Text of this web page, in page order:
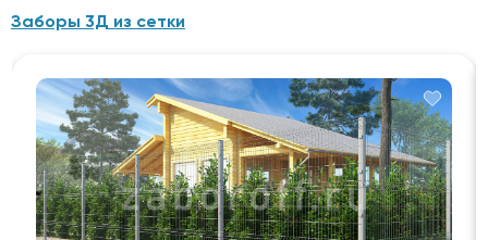
Заборы 3Д из сетки